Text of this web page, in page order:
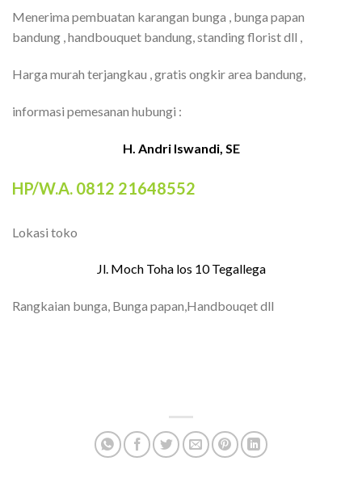
Menerima pembuatan karangan bunga , bunga papan
bandung , handbouquet bandung, standing florist dll ,
Harga murah terjangkau , gratis ongkir area bandung,
informasi pemesanan hubungi :
H. Andri Iswandi, SE
HP/W.A. 0812 21648552
Lokasi toko
Jl. Moch Toha los 10 Tegallega
Rangkaian bunga, Bunga papan,Handbouqet dll